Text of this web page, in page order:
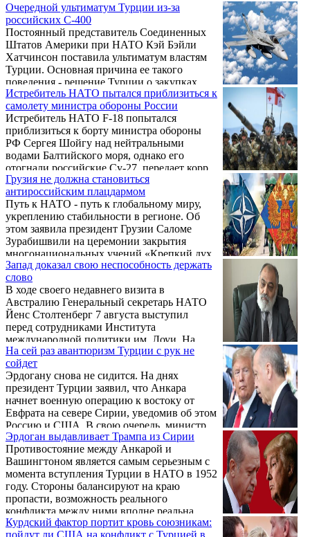
Очередной ультиматум Турции из-за
российских С-400
Постоянный представитель Соединенных
Штатов Америки при НАТО Кэй Бэйли
Хатчинсон поставила ультиматум властям
Турции. Основная причина ее такого
поведения - решение Турции о закупках
российских ЗРК С-400.
Истребитель НАТО пытался приблизиться к
самолету министра обороны России
Истребитель НАТО F-18 попытался
приблизиться к борту министра обороны
РФ Сергея Шойгу над нейтральными
водами Балтийского моря, однако его
отогнали российские Су-27, передает корр.
ТАСС, находившийся в самолете главы
ведомства.
Грузия не должна становиться
антироссийским плацдармом
Путь к НАТО - путь к глобальному миру,
укреплению стабильности в регионе. Об
этом заявила президент Грузии Саломе
Зурабишвили на церемонии закрытия
многонациональных учений «Крепкий дух
2019», которые прошли в Грузии под
эгидой НАТО.
Запад доказал свою неспособность держать
слово
В ходе своего недавнего визита в
Австралию Генеральный секретарь НАТО
Йенс Столтенберг 7 августа выступил
перед сотрудниками Института
международной политики им. Лоуи. На
встрече присутствовали и представители
австралийских СМИ.
На сей раз авантюризм Турции с рук не
сойдет
Эрдогану снова не сидится. На днях
президент Турции заявил, что Анкара
начнет военную операцию к востоку от
Евфрата на севере Сирии, уведомив об этом
Россию и США. В свою очередь, министр
обороны США Марк Эспер отреагировал,
назвав "неприемлемой" любую операцию
Турции, которую это государство
попытается провести на севере Сирии.
Обстановка, однако, накаляется. Ожидается
ли новый виток эскалации напряжения,
удастся ли Эрдогану на сей раз провести
свои авантюрные планы по оккупации
Эрдоган выдавливает Трампа из Сирии
Противостояние между Анкарой и
Вашингтоном является самым серьезным с
момента вступления Турции в НАТО в 1952
году. Стороны балансируют на краю
пропасти, возможность реального
конфликта между ними вполне реальна.
Эрдогану удается совмещать выстраивание
Курдский фактор портит кровь союзникам:
пойдут ли США на конфликт с Турцией в